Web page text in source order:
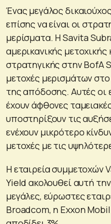
Ένας μεγάλος
επίσης να είναι οι
μερίσματα. Η Savita
αμερικανικής
στρατηγικής στην BofA
μετοχές μερισμάτων
της απόδοσης. Αυτές οι
έχουν άφθονες
υποστηρίξουν τις
ενέχουν μικρότερο
μετοχές με τις
H εταιρεία συμμετοχών
Yield ακολουθεί αυτή
μεγάλες, εύρωστες
Broadcom, η Exxon